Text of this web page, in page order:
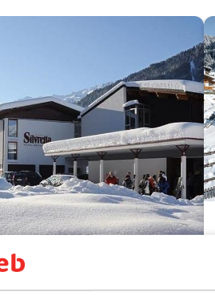
8.5 Fantastisch